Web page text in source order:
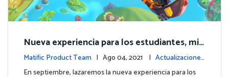
Nueva experiencia para los estudiantes, mis
mo contenido de calidad
Matific Product Team | Ago 04, 2021 | Actualizaciones
de la plataforma
En septiembre, lazaremos la nueva experiencia para los